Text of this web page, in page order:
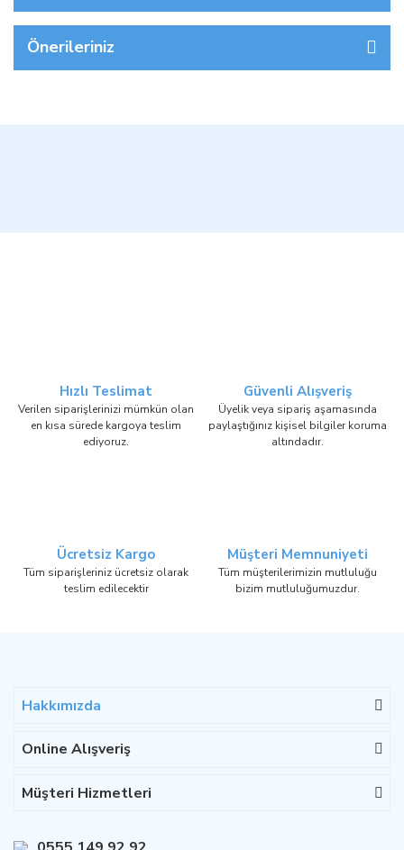
Önerileriniz
Hızlı Teslimat
Verilen siparişlerinizi mümkün olan
en kısa sürede kargoya teslim
ediyoruz.
Güvenli Alışveriş
Üyelik veya sipariş aşamasında
paylaştığınız kişisel bilgiler koruma
altındadır.
Ücretsiz Kargo
Tüm siparişleriniz ücretsiz olarak
teslim edilecektir
Müşteri Memnuniyeti
Tüm müşterilerimizin mutluluğu
bizim mutluluğumuzdur.
Hakkımızda
Online Alışveriş
Müşteri Hizmetleri